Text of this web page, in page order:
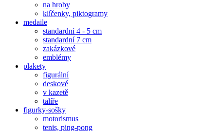
na hroby
klíčenky, piktogramy
medaile
standardní 4 - 5 cm
standardní 7 cm
zakázkové
emblémy
plakety
figurální
deskové
v kazetě
talíře
figurky-sošky
motorismus
tenis, ping-pong